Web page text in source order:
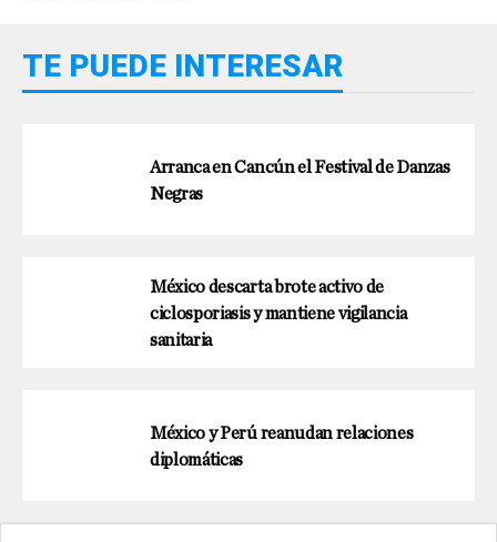
TE PUEDE INTERESAR
Arranca en Cancún el Festival de Danzas
Negras
México descarta brote activo de
ciclosporiasis y mantiene vigilancia
sanitaria
México y Perú reanudan relaciones
diplomáticas